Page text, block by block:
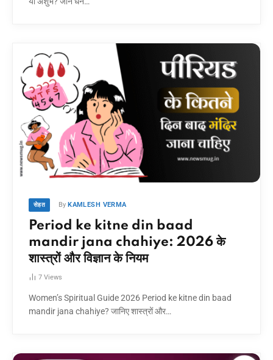
सेहत By KAMLESH VERMA
Period ke kitne din baad
mandir jana chahiye: 2026 के
शास्त्रों और विज्ञान के नियम
7 Views
Women’s Spiritual Guide 2026 Period ke kitne din baad
mandir jana chahiye? जानिए शास्त्रों और…